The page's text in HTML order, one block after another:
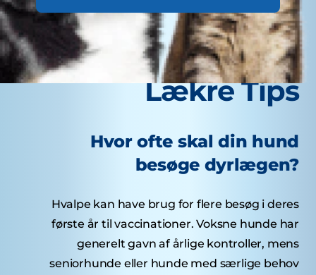
Lækre Tips
Hvor ofte skal din hund
besøge dyrlægen?
Hvalpe kan have brug for flere besøg i deres
første år til vaccinationer. Voksne hunde har
generelt gavn af årlige kontroller, mens
seniorhunde eller hunde med særlige behov